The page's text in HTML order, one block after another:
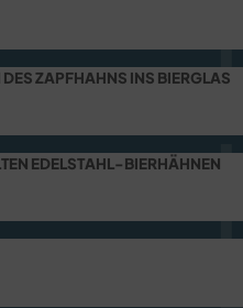
ZAPFHAHNS INS BIERGLAS
EDELSTAHL-BIERHÄHNEN